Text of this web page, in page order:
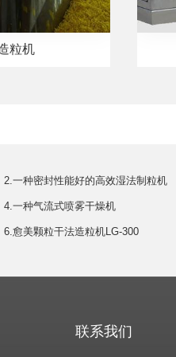
粒机
2.一种密封性能好的高效湿法制粒机
4.一种气流式喷雾干燥机
6.​愈美颗粒干法造粒机LG-300
联系我们